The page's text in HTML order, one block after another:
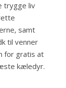
trygge liv
samt
til venner
for gratis at
kæledyr.